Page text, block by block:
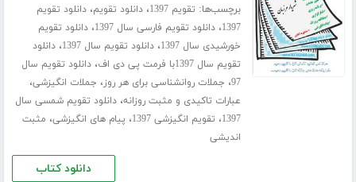
برچسب‌ها: تقویم 1397 ،دانلود تقویم،دانلود تقویم
1397،دانلود تقویم فارسی سال 1397 ،دانلود تقویم
خورشیدی سال 1397
،دانلود تقویم سال 1397 ،دانلود
تقویم سال 1397با فرمت پی دی اف
،دانلود تقویم سال
97، جملات روانشناسی برای هر روز، جملات انگیزشی،
عبارات تاکیدی و مثبت روزانه،دانلود تقویم شمسی سال
1397، تقویم انگیزشی 1397 ، پیام های انگیزشی، مثبت
اندیشی
دانلود کتاب